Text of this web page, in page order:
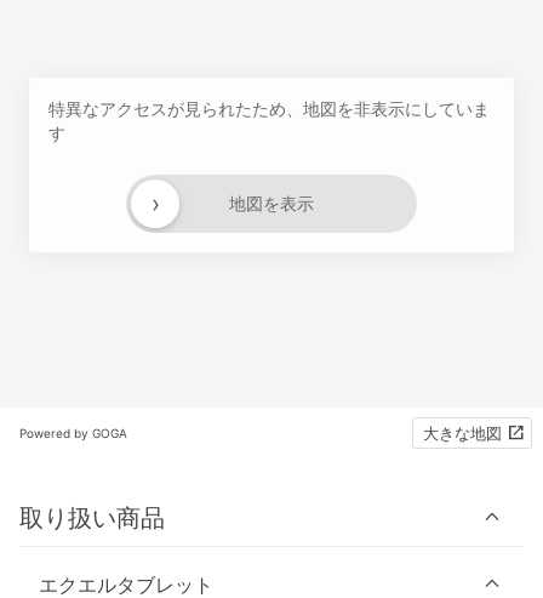
特異なアクセスが見られたため、地図を非表示にしていま
す
地図を表示
›
Powered by GOGA 大きな地図
取り扱い商品
エクエルタブレット